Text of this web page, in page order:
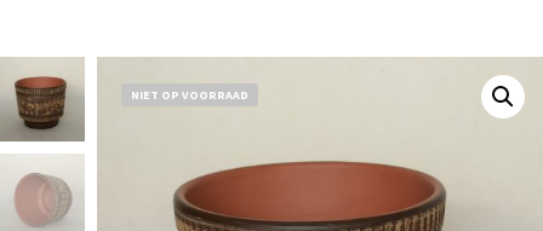
NIET OP VOORRAAD